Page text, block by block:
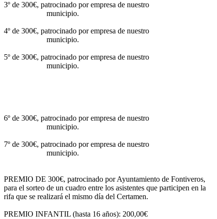
3º de 300€, patrocinado por empresa de nuestro
municipio.
4º de 300€, patrocinado por empresa de nuestro
municipio.
5º de 300€, patrocinado por empresa de nuestro
municipio.
6º de 300€, patrocinado por empresa de nuestro
municipio.
7º de 300€, patrocinado por empresa de nuestro
municipio.
PREMIO DE 300€, patrocinado por Ayuntamiento de Fontiveros,
para el sorteo de un cuadro entre los asistentes que participen en la
rifa que se realizará el mismo día del Certamen.
PREMIO INFANTIL (hasta 16 años): 200,00€